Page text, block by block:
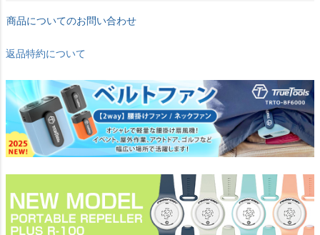
商品についてのお問い合わせ
返品特約について